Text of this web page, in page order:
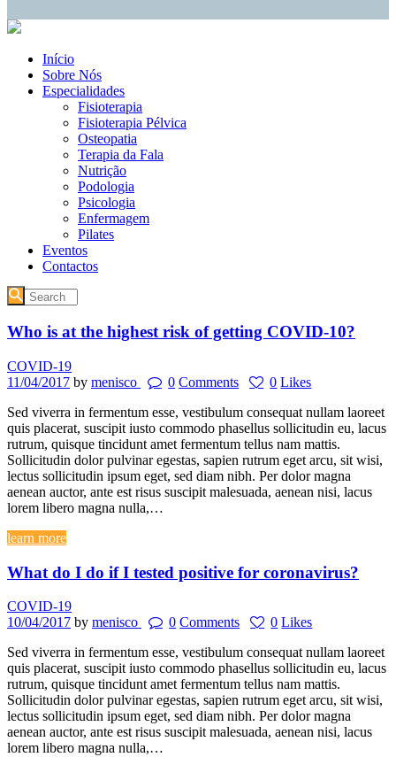
Início
Sobre Nós
Especialidades
Fisioterapia
Fisioterapia Pélvica
Osteopatia
Terapia da Fala
Nutrição
Podologia
Psicologia
Enfermagem
Pilates
Eventos
Contactos
Who is at the highest risk of getting COVID-10?
COVID-19
11/04/2017 by menisco 0 Comments 0 Likes
Sed viverra in fermentum esse, vestibulum consequat nullam laoreet
quis placerat, suscipit iusto commodo phasellus sollicitudin eu, lacus
rutrum, quisque tincidunt amet fermentum tellus nam mattis.
Sollicitudin dolor pulvinar egestas, sapien rutrum eget arcu, sit wisi,
lectus sollicitudin ipsum eget, sed diam nibh. Per dolor magna
aenean auctor, ante est risus suscipit malesuada, aenean nisi, lacus
lorem libero magna nulla,…
learn more
What do I do if I tested positive for coronavirus?
COVID-19
10/04/2017 by menisco 0 Comments 0 Likes
Sed viverra in fermentum esse, vestibulum consequat nullam laoreet
quis placerat, suscipit iusto commodo phasellus sollicitudin eu, lacus
rutrum, quisque tincidunt amet fermentum tellus nam mattis.
Sollicitudin dolor pulvinar egestas, sapien rutrum eget arcu, sit wisi,
lectus sollicitudin ipsum eget, sed diam nibh. Per dolor magna
aenean auctor, ante est risus suscipit malesuada, aenean nisi, lacus
lorem libero magna nulla,…